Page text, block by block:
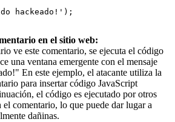
hackeado!');
en el sitio web:
ve este comentario, se ejecuta el código
una ventana emergente con el mensaje
En este ejemplo, el atacante utiliza la
para insertar código JavaScript
el código es ejecutado por otros
el comentario, lo que puede dar lugar a
dañinas.